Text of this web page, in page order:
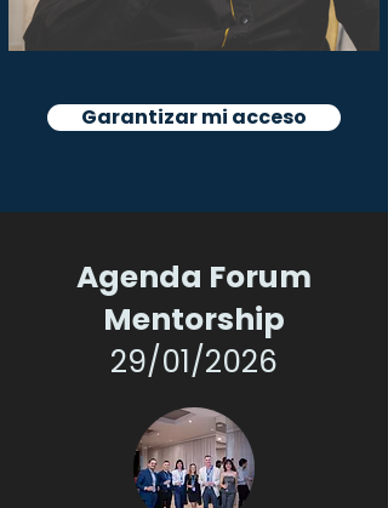
Garantizar mi acceso
Agenda Forum
Mentorship
29/01/2026